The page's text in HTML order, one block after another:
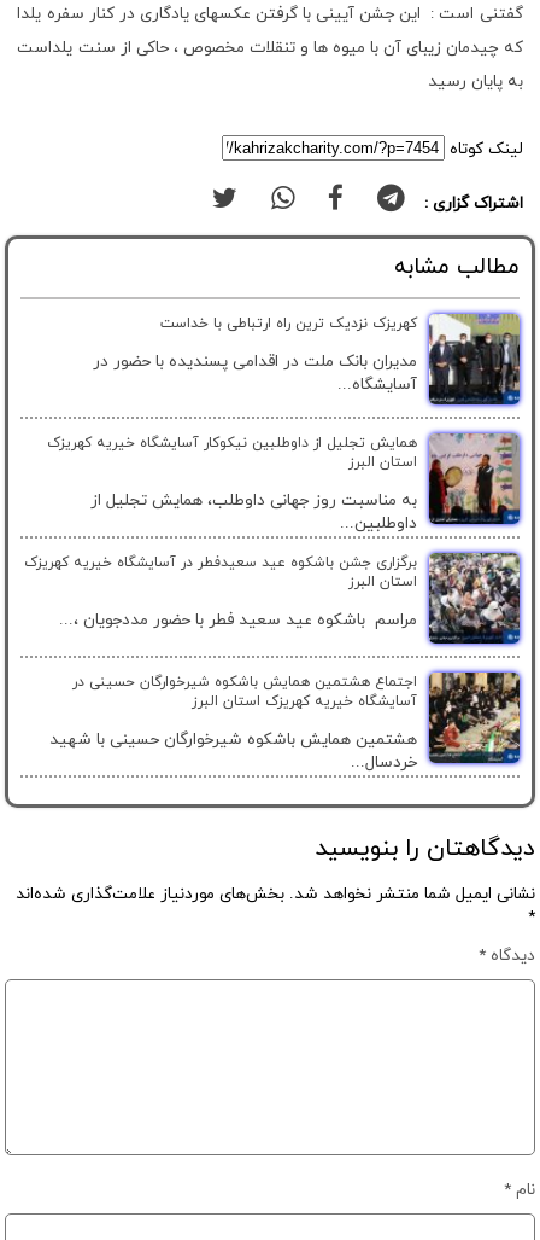
گفتنی است : این جشن آیینی با گرفتن عکسهای یادگاری در کنار سفره یلدا
که چیدمان زیبای آن با میوه ها و تنقلات مخصوص ، حاکی از سنت یلداست
به پایان رسید
لینک کوتاه
اشتراک گزاری :
مطالب مشابه
کهریزک نزدیک ترین راه ارتباطی با خداست
مدیران بانک ملت در اقدامی پسندیده با حضور در
آسایشگاه...
همایش تجلیل از داوطلبین نیکوکار آسایشگاه خیریه کهریزک
استان البرز
به مناسبت روز جهانی داوطلب، همایش تجلیل از
داوطلبین...
برگزاری جشن باشکوه عید سعیدفطر در آسایشگاه خیریه کهریزک
استان البرز
مراسم باشکوه عید سعید فطر با حضور مددجویان ،...
اجتماع هشتمین همایش باشکوه شیرخوارگان حسینی در
آسایشگاه خیریه کهریزک استان البرز
هشتمین همایش باشکوه شیرخوارگان حسینی با شهید
خردسال...
دیدگاهتان را بنویسید
نشانی ایمیل شما منتشر نخواهد شد. بخش‌های موردنیاز علامت‌گذاری شده‌اند
*
دیدگاه*
نام*